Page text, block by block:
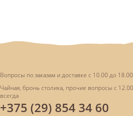
Вопросы по заказам и доставке с 10.00 до
Чайная, бронь столика, прочие вопросы с
всегда
+375 (29) 854 34 60